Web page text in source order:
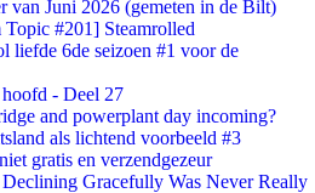
van Juni 2026 (gemeten in de Bilt)
#201] Steamrolled
6de seizoen #1 voor de
- Deel 27
and powerplant day incoming?
als lichtend voorbeeld #3
gratis en verzendgezeur
Gracefully Was Never Really